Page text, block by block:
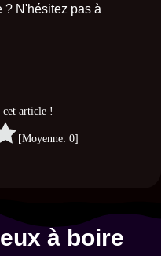
? N'hésitez pas à
article !
[Moyenne: 0]
à boire